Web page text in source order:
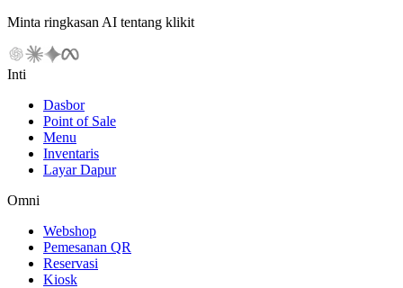
Minta ringkasan AI tentang klikit
Inti
Dasbor
Point of Sale
Menu
Inventaris
Layar Dapur
Omni
Webshop
Pemesanan QR
Reservasi
Kiosk